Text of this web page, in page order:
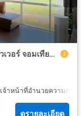
ขายห้องวิวทะเล เดอะแกรนด์ ทวิน ทาวเวอร์ จอมเทียน 44 ตรม.
เจ้าหน้าที่อำนวยความสะด
ดูรายละเอียด